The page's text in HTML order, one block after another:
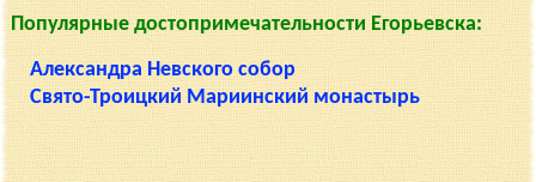
Популярные достопримечательности Егорьевска:
Александра Невского собор
Свято-Троицкий Мариинский монастырь